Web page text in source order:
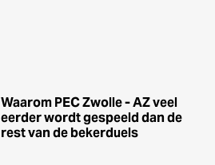
Waarom PEC Zwolle - AZ veel
eerder wordt gespeeld dan de
rest van de bekerduels